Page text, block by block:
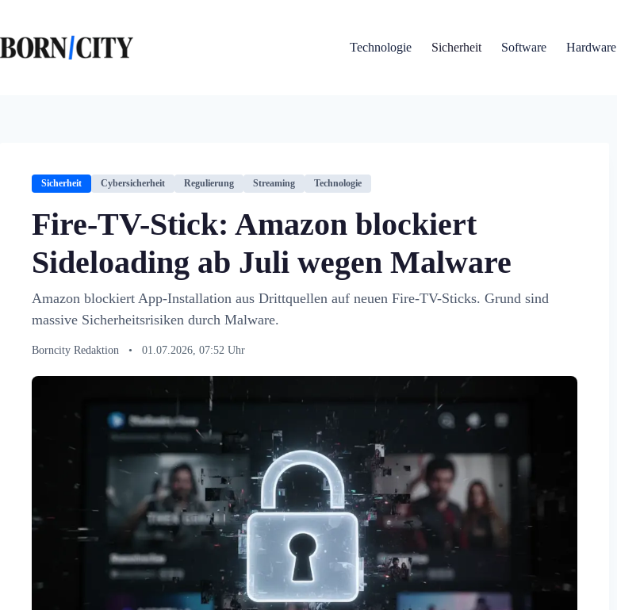
springen
Technologie
Sicherheit Software Hardware
Sicherheit Cybersicherheit Regulierung Streaming Technologie
Fire-TV-Stick: Amazon blockiert
Sideloading ab Juli wegen Malware
Amazon blockiert App-Installation aus Drittquellen auf neuen Fire-TV-Sticks. Grund sind
massive Sicherheitsrisiken durch Malware.
Borncity Redaktion • 01.07.2026, 07:52 Uhr